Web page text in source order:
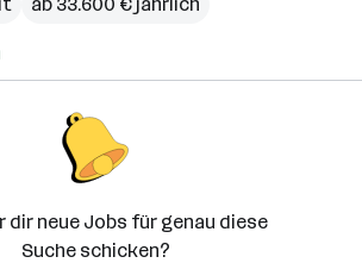
dir neue Jobs für genau diese
Suche schicken?